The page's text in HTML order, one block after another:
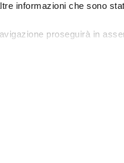
informazioni che sono
proseguirà in
attività in rete, la
aziendale nella
le